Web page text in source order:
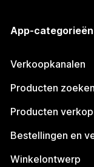
App-categorieën
Verkoopkanalen
Producten zoeken
Producten
Bestellingen en
Winkelontwerp